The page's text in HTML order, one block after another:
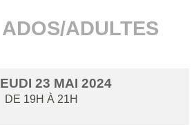
ADULTES
23 MAI 2024
DE 19H À 21H